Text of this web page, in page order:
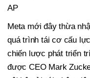
AP
Meta mới đây thừa
quá trình tái cơ cấu
chiến lược phát triển
được CEO Mark